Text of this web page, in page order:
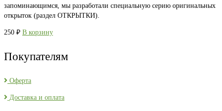
запоминающимся, мы разработали специальную серию оригинальных
открыток (раздел ОТКРЫТКИ).
250 ₽ В корзину
Покупателям
Оферта
Доставка и оплата